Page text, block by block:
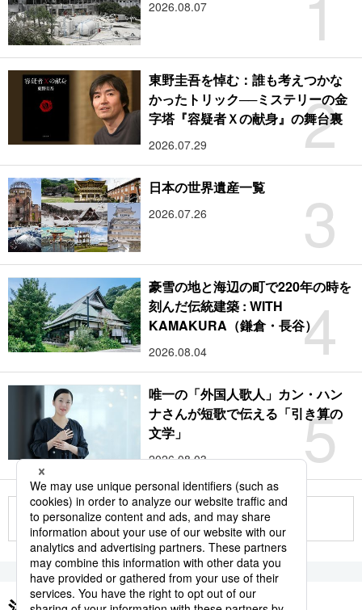
2026.08.07
2
東野圭吾を悼む：誰も考えつかな
かったトリック──ミステリーの金
字塔『容疑者Ｘの献身』の舞台裏
2026.07.29
3
日本の世界遺産一覧
2026.07.26
4
豪雪の地と海辺の町で220年の時を
刻んだ伝統建築 : WITH
KAMAKURA（鎌倉・長谷）
2026.08.04
5
唯一の「外国人歌人」カン・ハン
ナさんが短歌で伝える「引き算の
文学」
2026.08.03
もっと見る